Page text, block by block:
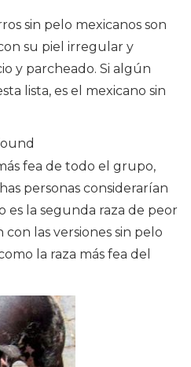
sin pelo mexicanos son
su piel irregular y
y parcheado. Si algún
lista, es el mexicano sin
fea de todo el grupo,
personas considerarían
es la segunda raza de peor
las versiones sin pelo
la raza más fea del